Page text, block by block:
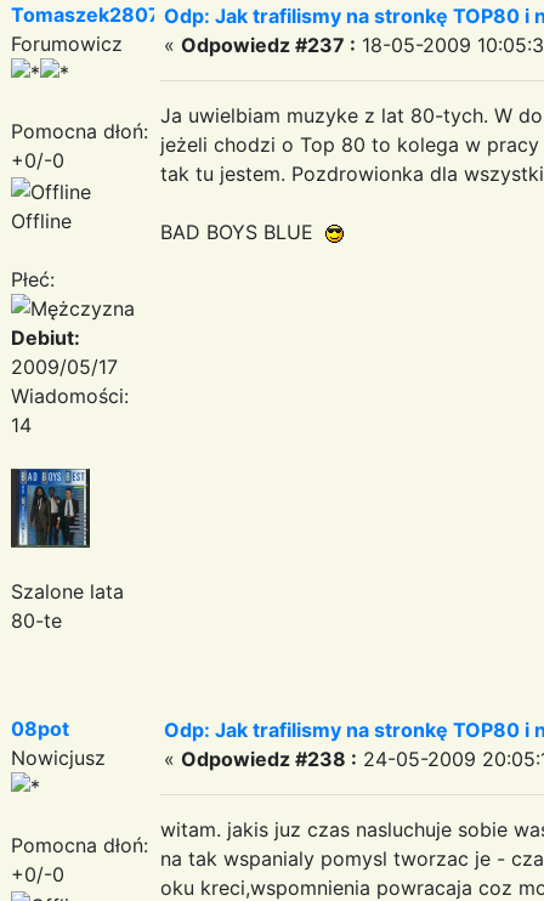
Tomaszek2807
Forumowicz
Pomocna dłoń:
+0/-0
Offline
Płeć:
Debiut:
2009/05/17
Wiadomości:
14
Szalone lata
80-te
Odp: Jak trafilismy na stronkę TOP80 i
« Odpowiedz #237 : 18-05-2009
Ja uwielbiam muzyke z lat 80-tych. W
jeżeli chodzi o Top 80 to kolega w
tak tu jestem. Pozdrowionka dla
BAD BOYS BLUE
08pot
Nowicjusz
Pomocna dłoń:
+0/-0
Odp: Jak trafilismy na stronkę TOP80 i
« Odpowiedz #238 : 24-05-2009
witam. jakis juz czas nasluchuje sobie
na tak wspanialy pomysl tworzac je -
oku kreci,wspomnienia powracaja coz